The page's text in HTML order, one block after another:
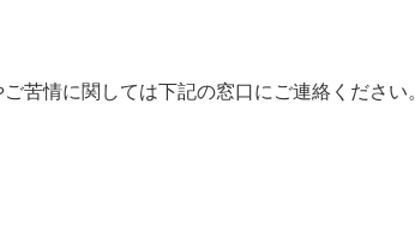
苦情に関しては下記の窓口にご連絡ください。